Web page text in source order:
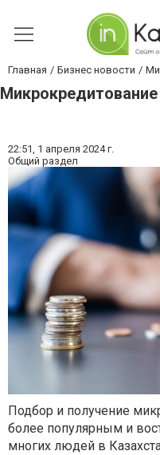
Главная Бизнес новости
22:51, 1 апреля 2024 г.
Общий раздел
Подбор и получение
более популярным и
многих людей в